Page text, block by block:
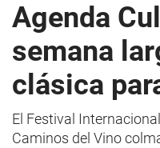
Agenda
semana
clásica
El Festival
Caminos del Vino